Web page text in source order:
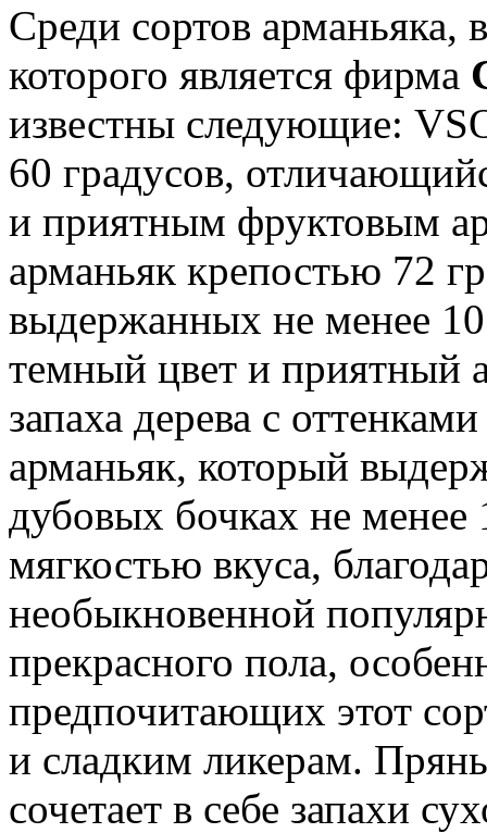
Среди сортов
которого является фирма
известны следующие:
60 градусов,
и приятным фруктовым
арманьяк крепостью 72
выдержанных не менее
темный цвет и приятный
запаха дерева с
арманьяк, который
дубовых бочках не менее
мягкостью вкуса,
необыкновенной
прекрасного пола,
предпочитающих этот
и сладким ликерам.
сочетает в себе запахи